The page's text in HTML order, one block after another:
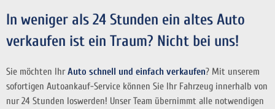
In weniger als 24 Stunden ein altes Auto
verkaufen ist ein Traum? Nicht bei uns!
Sie möchten IhrAuto schnell und einfach verkaufen? Mit unserem
sofortigen Autoankauf-Service können Sie Ihr Fahrzeug innerhalb von
nur 24 Stunden loswerden! Unser Team übernimmt alle notwendigen